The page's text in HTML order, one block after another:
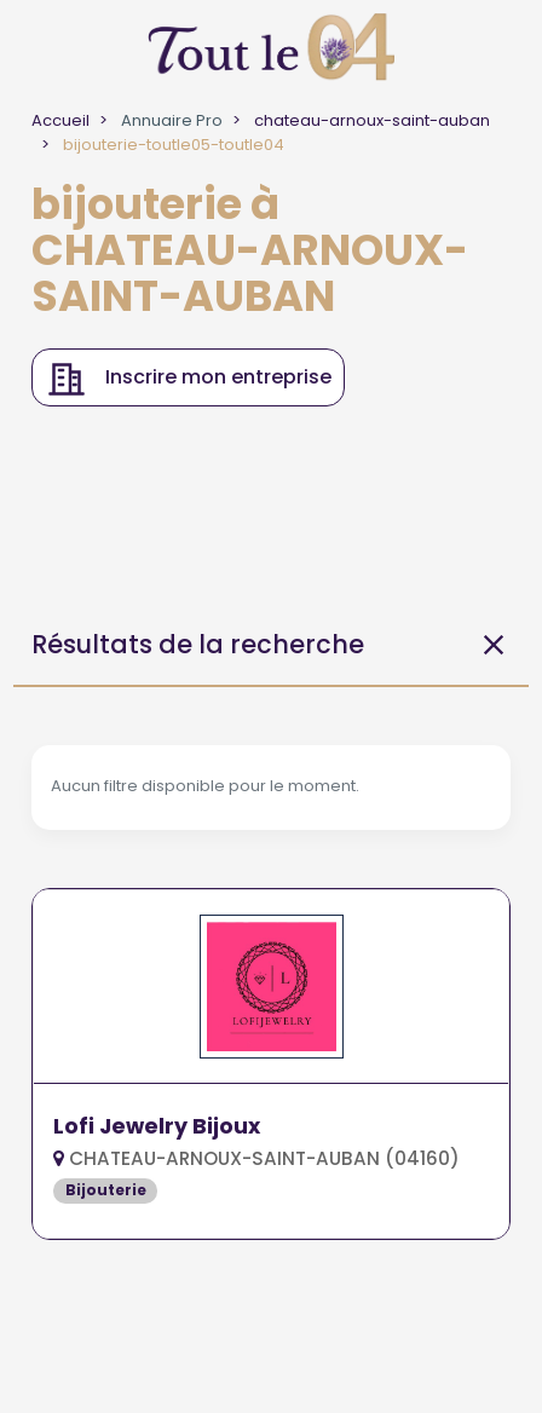
Accueil Annuaire Pro
chateau-arnoux-saint-auban
bijouterie-toutle05-toutle04
bijouterie à
CHATEAU-ARNOUX-
SAINT-AUBAN
Inscrire mon entreprise
Résultats de la recherche
Aucun filtre disponible pour le moment.
Lofi Jewelry Bijoux
CHATEAU-ARNOUX-SAINT-AUBAN (04160)
Bijouterie